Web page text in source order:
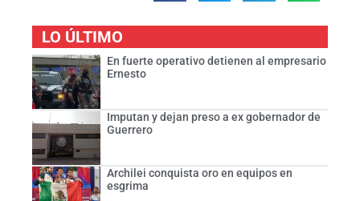
LO ÚLTIMO
En fuerte operativo detienen al empresario
Ernesto
Imputan y dejan preso a ex gobernador de
Guerrero
Archilei conquista oro en equipos en
esgrima